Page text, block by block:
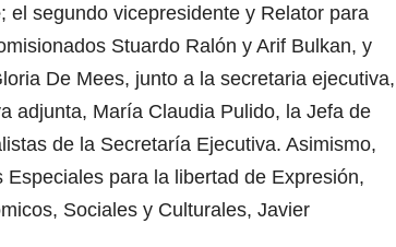
; el segundo vicepresidente y Relator para
Stuardo Ralón y Arif Bulkan, y
De Mees, junto a la secretaria ejecutiva,
adjunta, María Claudia Pulido, la Jefa de
de la Secretaría Ejecutiva. Asimismo,
para la libertad de Expresión,
Sociales y Culturales, Javier